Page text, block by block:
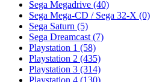
Sega Megadrive (40)
Sega Mega-CD / Sega 32-X (0)
Sega Saturn (5)
Sega Dreamcast (7)
Playstation 1 (58)
Playstation 2 (435)
Playstation 3 (314)